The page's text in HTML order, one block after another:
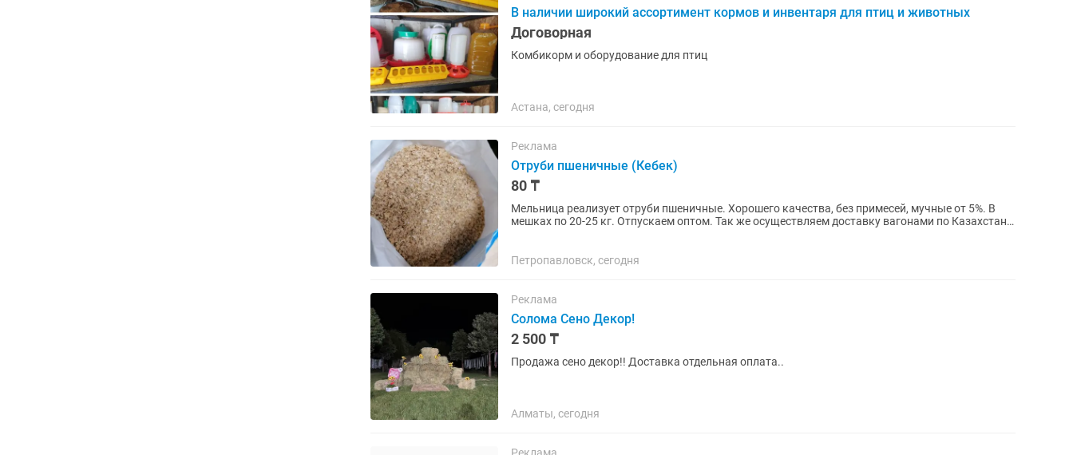
В наличии широкий ассортимент кормов и инвентаря для птиц и животных
Договорная
Комбикорм и оборудование для птиц
Астана, сегодня
Реклама
Отруби пшеничные (Кебек)
80 ₸
Мельница реализует отруби пшеничные. Хорошего качества, без примесей, мучные от 5%. В
мешках по 20-25 кг. Отпускаем оптом. Так же осуществляем доставку вагонами по Казахстану
Петропавловск, сегодня
Реклама
Солома Сено Декор!
2 500 ₸
Продажа сено декор!! Доставка отдельная оплата..
Алматы, сегодня